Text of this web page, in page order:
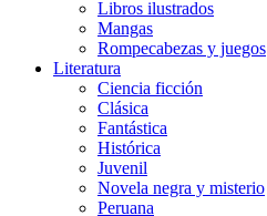
Libros ilustrados
Mangas
Rompecabezas y juegos
Literatura
Ciencia ficción
Clásica
Fantástica
Histórica
Juvenil
Novela negra y misterio
Peruana